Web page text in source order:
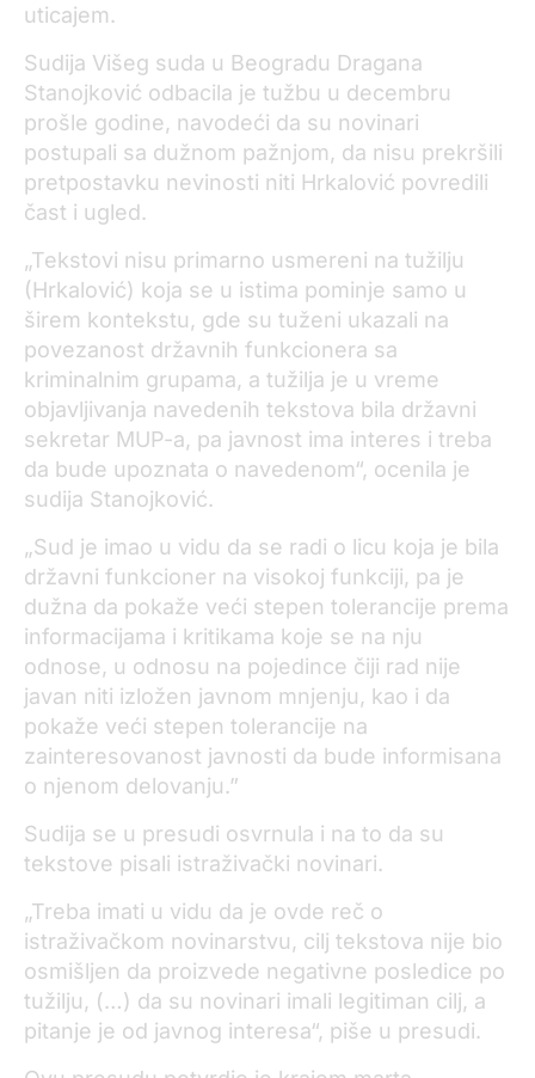
uticajem.
Sudija Višeg suda u Beogradu Dragana
Stanojković odbacila je tužbu u decembru
prošle godine, navodeći da su novinari
postupali sa dužnom pažnjom, da nisu prekršili
pretpostavku nevinosti niti Hrkalović povredili
čast i ugled.
„Tekstovi nisu primarno usmereni na tužilju
(Hrkalović) koja se u istima pominje samo u
širem kontekstu, gde su tuženi ukazali na
povezanost državnih funkcionera sa
kriminalnim grupama, a tužilja je u vreme
objavljivanja navedenih tekstova bila državni
sekretar MUP-a, pa javnost ima interes i treba
da bude upoznata o navedenom“, ocenila je
sudija Stanojković.
„Sud je imao u vidu da se radi o licu koja je bila
državni funkcioner na visokoj funkciji, pa je
dužna da pokaže veći stepen tolerancije prema
informacijama i kritikama koje se na nju
odnose, u odnosu na pojedince čiji rad nije
javan niti izložen javnom mnjenju, kao i da
pokaže veći stepen tolerancije na
zainteresovanost javnosti da bude informisana
o njenom delovanju.”
Sudija se u presudi osvrnula i na to da su
tekstove pisali istraživački novinari.
„Treba imati u vidu da je ovde reč o
istraživačkom novinarstvu, cilj tekstova nije bio
osmišljen da proizvede negativne posledice po
tužilju, (…) da su novinari imali legitiman cilj, a
pitanje je od javnog interesa“, piše u presudi.